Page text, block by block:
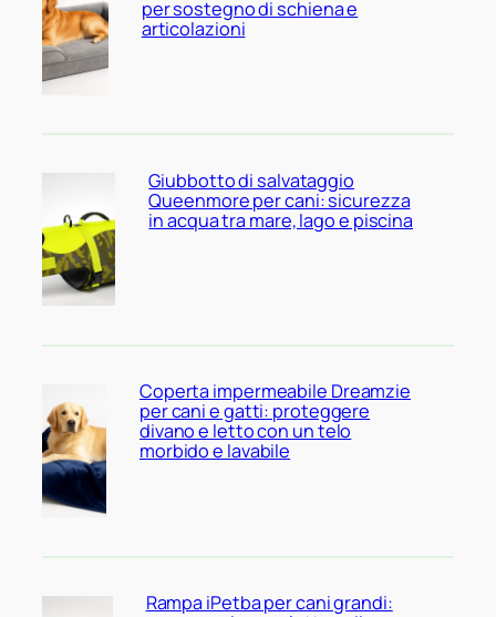
per sostegno di schiena e
articolazioni
Giubbotto di salvataggio
Queenmore per cani: sicurezza
in acqua tra mare, lago e piscina
Coperta impermeabile Dreamzie
per cani e gatti: proteggere
divano e letto con un telo
morbido e lavabile
Rampa iPetba per cani grandi: